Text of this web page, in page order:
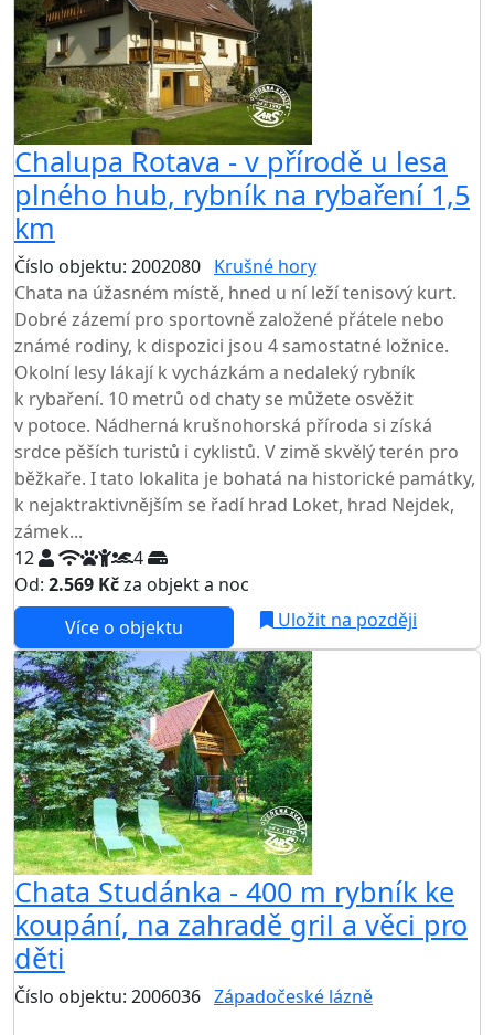
Chalupa Rotava - v přírodě u lesa
plného hub, rybník na rybaření 1,5
km
Číslo objektu: 2002080 Krušné hory
Chata na úžasném místě, hned u ní leží tenisový kurt.
Dobré zázemí pro sportovně založené přátele nebo
známé rodiny, k dispozici jsou 4 samostatné ložnice.
Okolní lesy lákají k vycházkám a nedaleký rybník
k rybaření. 10 metrů od chaty se můžete osvěžit
v potoce. Nádherná krušnohorská příroda si získá
srdce pěších turistů i cyklistů. V zimě skvělý terén pro
běžkaře. I tato lokalita je bohatá na historické památky,
k nejaktraktivnějším se řadí hrad Loket, hrad Nejdek,
zámek...
12
4
Od: 2.569 Kčza objekt a noc
Více o objektu
Uložit na později
Chata Studánka - 400 m rybník ke
koupání, na zahradě gril a věci pro
děti
Číslo objektu: 2006036 Západočeské lázně